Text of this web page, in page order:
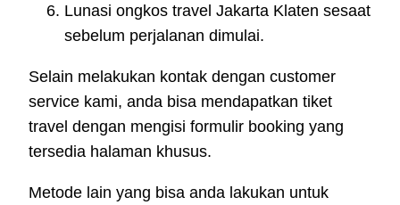
Lunasi ongkos travel Jakarta Klaten sesaat
sebelum perjalanan dimulai.
Selain melakukan kontak dengan customer
service kami, anda bisa mendapatkan tiket
travel dengan mengisi formulir booking yang
tersedia halaman khusus.
Metode lain yang bisa anda lakukan untuk